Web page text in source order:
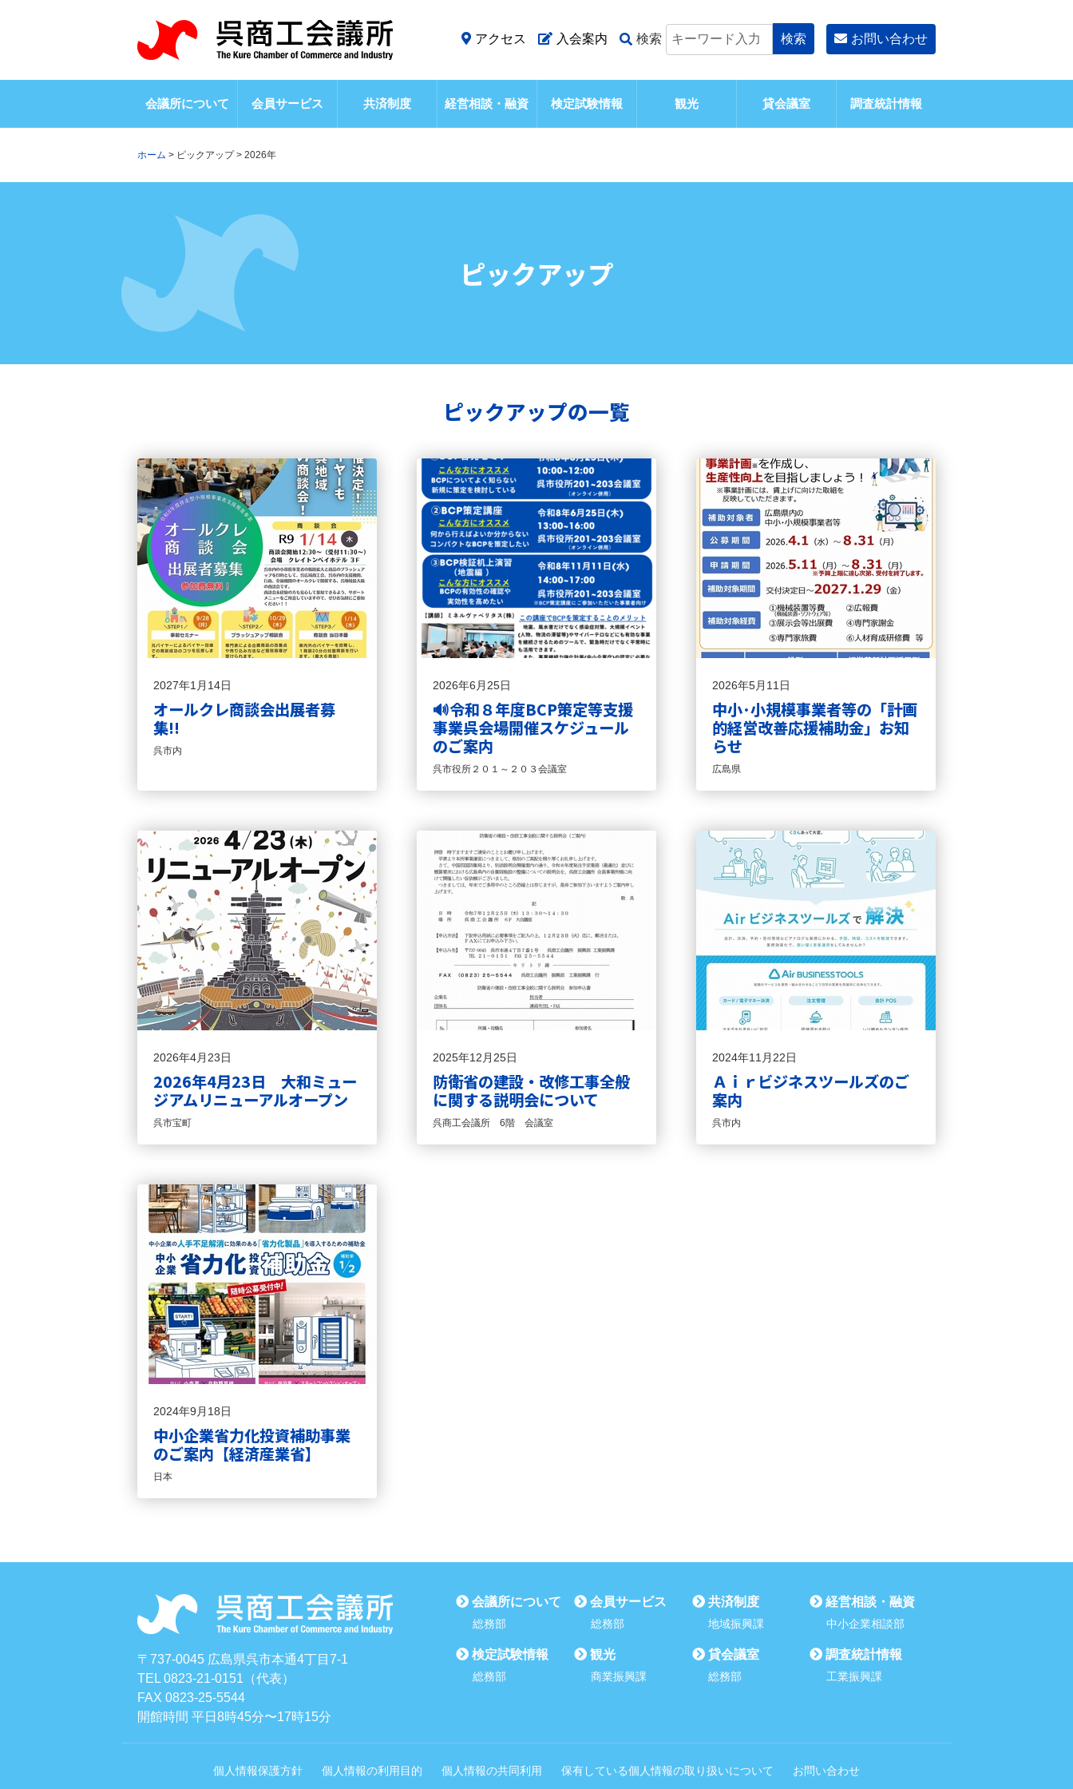
アクセス 入会案内 検索 お問い合わせ
会議所について 会員サービス 共済制度 経営相談・融資 検定試験情報 観光 貸会議室 調査統計情報
ホーム > ピックアップ> 2026年
ピックアップ
ピックアップの一覧
2027年1月14日
オールクレ商談会出展者募
集!!
呉市内
2026年6月25日
🔊令和８年度BCP策定等支援
事業呉会場開催スケジュール
のご案内
呉市役所２０１～２０３会議室
2026年5月11日
中小･小規模事業者等の「計画
的経営改善応援補助金」お知
らせ
広島県
2026年4月23日
2026年4月23日 大和ミュー
ジアムリニューアルオープン
呉市宝町
2025年12月25日
防衛省の建設・改修工事全般
に関する説明会について
呉商工会議所 6階 会議室
2024年11月22日
Ａｉｒビジネスツールズのご
案内
呉市内
2024年9月18日
中小企業省力化投資補助事業
のご案内【経済産業省】
日本
〒737-0045 広島県呉市本通4丁目7-1
TEL 0823-21-0151（代表）
FAX 0823-25-5544
開館時間 平日8時45分〜17時15分
会議所について
総務部
会員サービス
総務部
共済制度
地域振興課
経営相談・融資
中小企業相談部
検定試験情報
総務部
観光
商業振興課
貸会議室
総務部
調査統計情報
工業振興課
個人情報保護方針 個人情報の利用目的 個人情報の共同利用 保有している個人情報の取り扱いについて お問い合わせ